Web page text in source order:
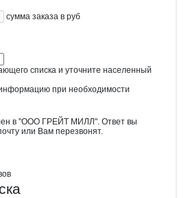
сумма заказа в руб
списка и уточните населенный
при необходимости
в "ООО ГРЕЙТ МИЛЛ". Ответ вы
или Вам перезвонят.